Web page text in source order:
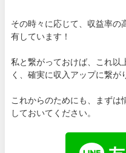
その時々に応じて、収益率の
有しています！
私と繋がっておけば、これ以
く、確実に収入アップに繋が
これからのためにも、まずは
しておいてください。